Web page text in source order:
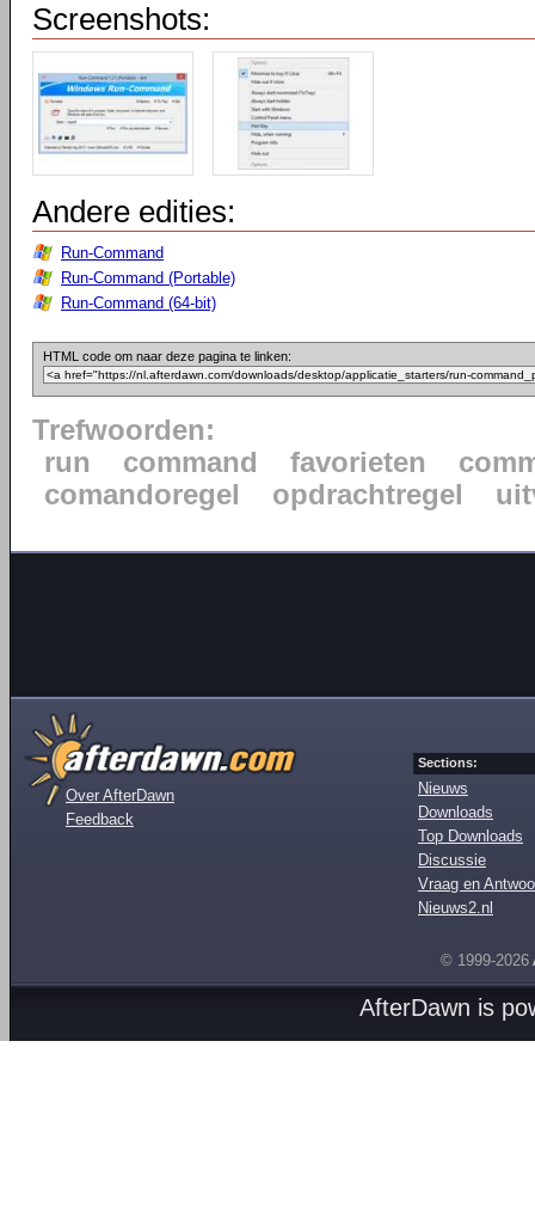
Screenshots:
Andere edities:
Run-Command
Run-Command (Portable)
Run-Command (64-bit)
HTML code om naar deze pagina te linken:
Trefwoorden:
run
command favorieten
comandoregel
opdrachtregel
Over AfterDawn
Feedback
Sections:
Nieuws
Downloads
Top Downloads
Discussie
Vraag en
Nieuws2.nl
© 1999-2026
AfterDawn is